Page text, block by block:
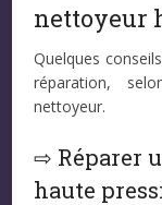
nettoyeur
Quelques
réparation,
nettoyeur.
⇨ Réparer
haute